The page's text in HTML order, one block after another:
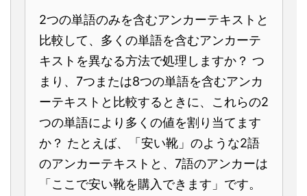
2つの単語のみを含むアンカーテキストと
比較して、多くの単語を含むアンカーテ
キストを異なる方法で処理しますか？ つ
まり、7つまたは8つの単語を含むアンカ
ーテキストと比較するときに、これらの2
つの単語により多くの値を割り当てます
か？ たとえば、「安い靴」のような2語
のアンカーテキストと、7語のアンカーは
「ここで安い靴を購入できます」です。